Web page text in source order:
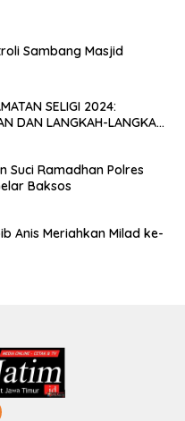
Sambang Masjid
SELIGI 2024:
DAN LANGKAH-LANGKAH
Suci Ramadhan Polres
Baksos
Anis Meriahkan Milad ke-